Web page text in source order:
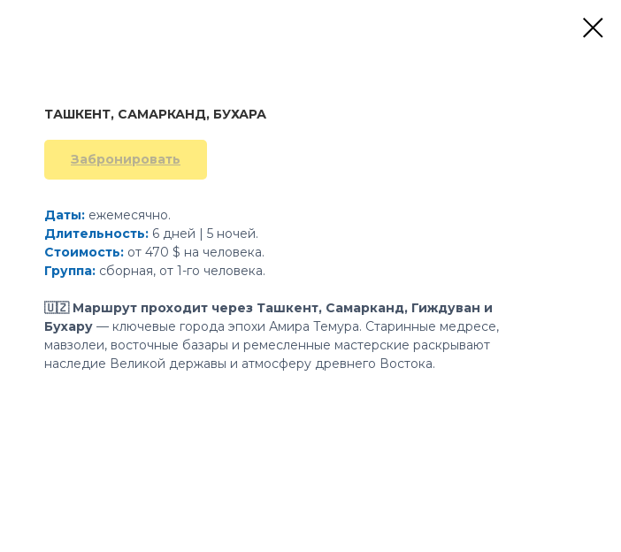
ТАШКЕНТ, САМАРКАНД, БУХАРА
Забронировать
Даты: ежемесячно.
Длительность: 6 дней | 5 ночей.
Стоимость: от 470 $ на человека.
Группа: сборная, от 1-го человека.
🇺🇿 Маршрут проходит через Ташкент, Самарканд, Гиждуван и
Бухару — ключевые города эпохи Амира Темура. Старинные медресе,
мавзолеи, восточные базары и ремесленные мастерские раскрывают
наследие Великой державы и атмосферу древнего Востока.